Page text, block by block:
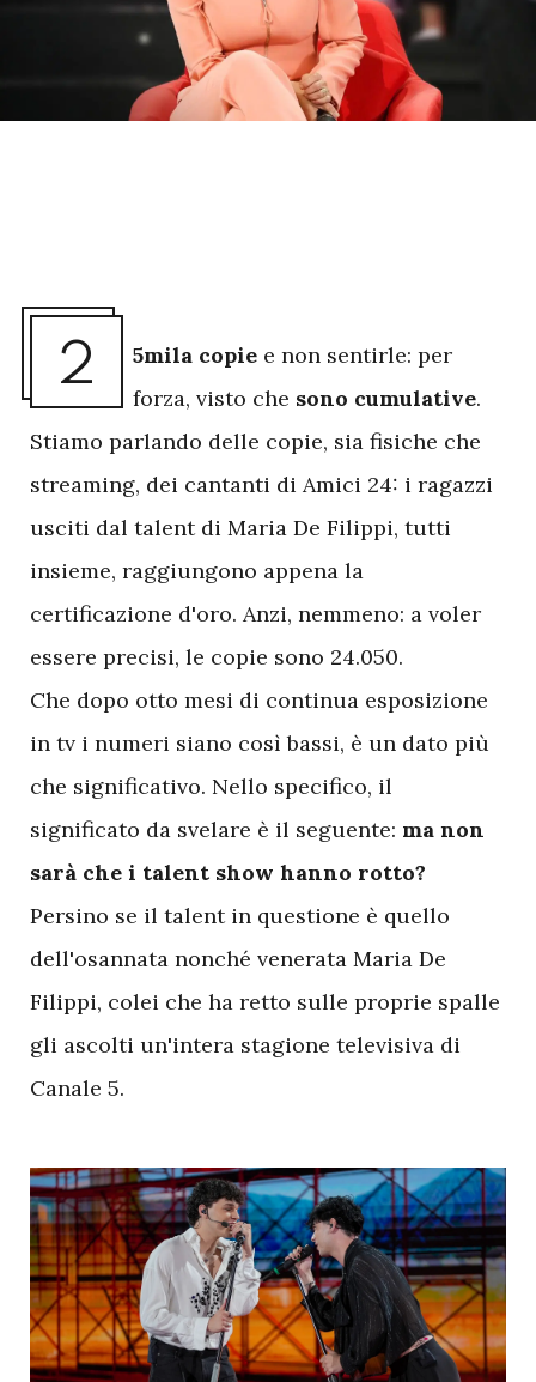
2 5mila copie e non sentirle: per
forza, visto che sono cumulative.
Stiamo parlando delle copie, sia fisiche che
streaming, dei cantanti di Amici 24: i ragazzi
usciti dal talent di Maria De Filippi, tutti
insieme, raggiungono appena la
certificazione d'oro. Anzi, nemmeno: a voler
essere precisi, le copie sono 24.050.
Che dopo otto mesi di continua esposizione
in tv i numeri siano così bassi, è un dato più
che significativo. Nello specifico, il
significato da svelare è il seguente: ma non
sarà che i talent show hanno rotto?
Persino se il talent in questione è quello
dell'osannata nonché venerata Maria De
Filippi, colei che ha retto sulle proprie spalle
gli ascolti un'intera stagione televisiva di
Canale 5.